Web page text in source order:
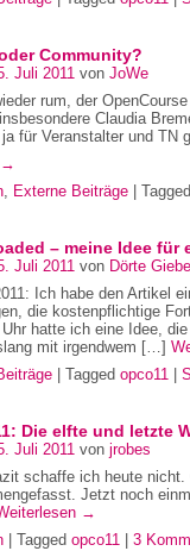
Community?
Juli 2011 von JoWe
rum, der
Claudia
für Veranstalter und TN
→
, Externe Beiträge | Tagged
– meine Idee für
Juli 2011 von Dörte Giebel
Ich habe den Artikel
die kostenpflichtige
hatte ich eine Idee,
mit irgendwem […]
| Tagged opco11
Die elfte und letzte
Juli 2011 von jrobes
schaffe ich heute
Jetzt noch
→
| Tagged opco11 3